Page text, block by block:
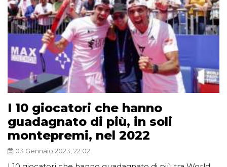
I 10 giocatori che hanno
guadagnato di più, in soli
montepremi, nel 2022
03 Gennaio 2023, 22:02